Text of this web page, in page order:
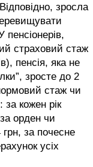
зросла
страховий стаж
пенсія, яка не
зросте до 2
стаж чи
за кожен рік
орден чи
за почесне
усіх